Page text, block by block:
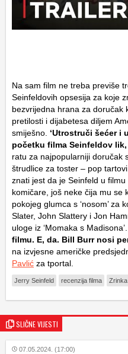
Na sam film ne treba previše
Seinfeldovih opsesija za koje
bezvrijedna hrana za doručak
pretilosti i dijabetesa diljem
smiješno. ‘Utrostruči šećer i
početku filma Seinfeldov
ratu za najpopularniji doručak
štrudlice za toster – pop
znati jest da je Seinfeld u
komičare, još neke čija mu se
pokojeg glumca s ‘nosom’ za
Slater, John Slattery i Jon
uloge iz ‘Momaka s Madisona’.
filmu. E, da. Bill Burr nosi
na izvjesne američke
Pavlić za tportal.
Jerry Seinfeld recenzija filma
SLIČNE VIJESTI
07.05.2024. (17:00)